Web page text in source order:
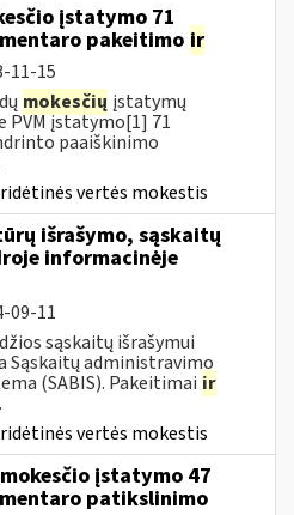
įstatymo 71
pakeitimo ir
11-15
mokesčių įstatymų
PVM įstatymo[1] 71
paaiškinimo
vertės mokestis
išrašymo, sąskaitų
informacinėje
09-11
sąskaitų išrašymui
Sąskaitų administravimo
(SABIS). Pakeitimai ir
vertės mokestis
įstatymo 47
patikslinimo